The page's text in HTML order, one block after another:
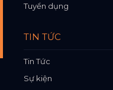
Tuyển dụng
TIN TỨC
Tin Tức
Sự kiện